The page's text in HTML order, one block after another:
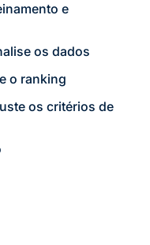
e
os dados
o ranking
os critérios de